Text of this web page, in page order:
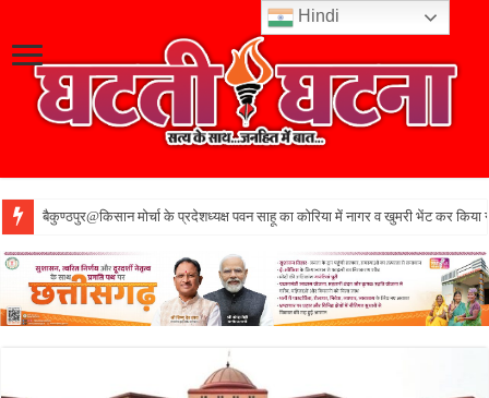
बैकुण्ठपुर@किसान मोर्चा के प्रदेशध्यक्ष पवन साहू का कोरिया में नागर व खुमरी भेंट कर किया
Hindi